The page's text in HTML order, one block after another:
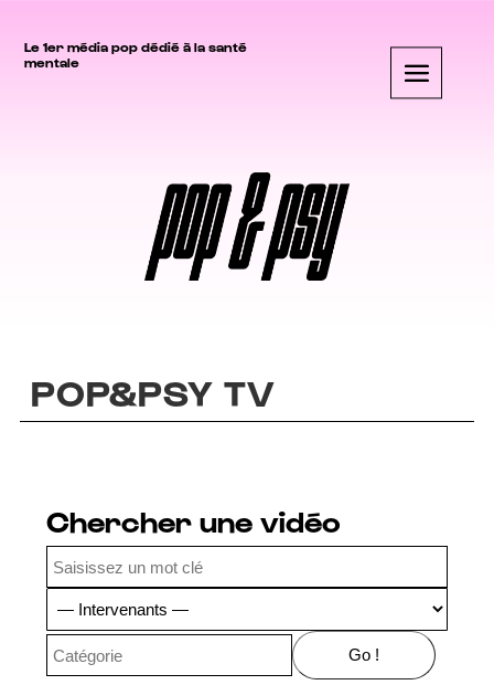
Le 1er média pop dédié à la santé
mentale
POP&PSY TV
Chercher une vidéo